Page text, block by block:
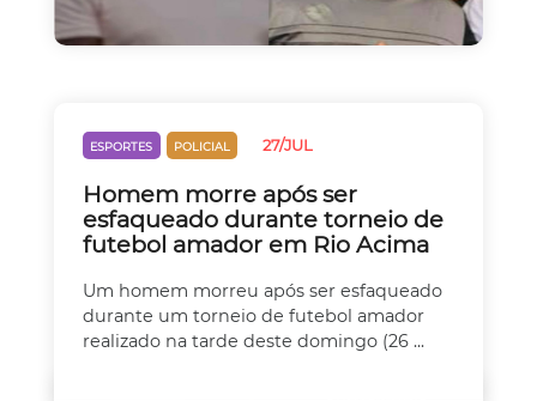
ESPORTES POLICIAL 27/JUL
Homem morre após ser
esfaqueado durante torneio de
futebol amador em Rio Acima
Um homem morreu após ser esfaqueado
durante um torneio de futebol amador
realizado na tarde deste domingo (26 ...